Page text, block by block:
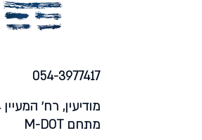
054-3977417
מודיעין, רח׳ המעיין 44 | בניין אטריום 2 -
מתחם M-DOT